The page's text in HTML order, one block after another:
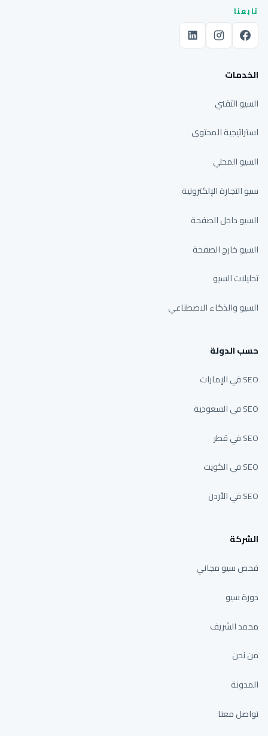
تابعنا
الخدمات
السيو التقني
استراتيجية المحتوى
السيو المحلي
سيو التجارة الإلكترونية
السيو داخل الصفحة
السيو خارج الصفحة
تحليلات السيو
السيو والذكاء الاصطناعي
حسب الدولة
SEO في الإمارات
SEO في السعودية
SEO في قطر
SEO في الكويت
SEO في الأردن
الشركة
فحص سيو مجاني
دورة سيو
محمد الشريف
من نحن
المدونة
تواصل معنا